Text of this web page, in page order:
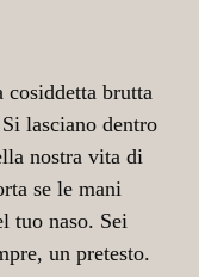
brutta
lasciano dentro
nostra vita di
se le mani
tuo naso. Sei
un pretesto.